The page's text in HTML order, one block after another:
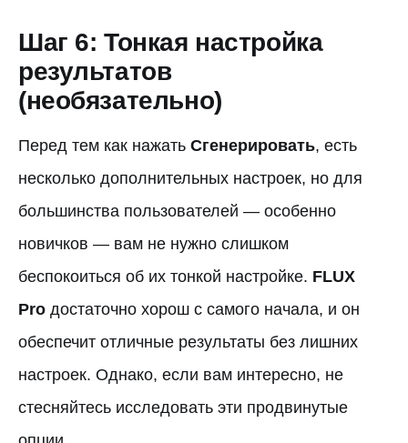
Шаг 6: Тонкая настройка
результатов
(необязательно)
Перед тем как нажать Сгенерировать, есть
несколько дополнительных настроек, но для
большинства пользователей — особенно
новичков — вам не нужно слишком
беспокоиться об их тонкой настройке. FLUX
Pro достаточно хорош с самого начала, и он
обеспечит отличные результаты без лишних
настроек. Однако, если вам интересно, не
стесняйтесь исследовать эти продвинутые